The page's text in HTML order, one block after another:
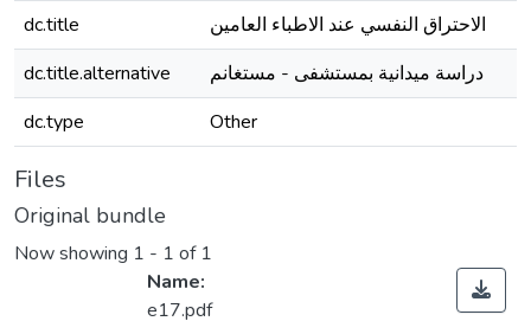
dc.title
الاحتراق النفسي عند الاطباء العامين
dc.title.alternative
دراسة ميدانية بمستشفى - مستغانم
dc.type
Other
Files
Original bundle
Now showing 1 - 1 of 1
Name:
e17.pdf